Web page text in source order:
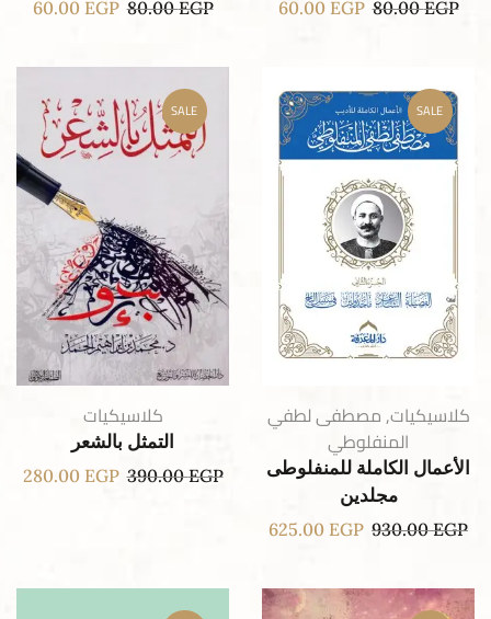
80.00EGP
60.00 EGP
80.00EGP
60.00 EGP
SALE
كلاسيكيات,مصطفى لطفي
المنفلوطي
الأعمال الكاملة للمنفلوطى
مجلدين
930.00EGP
625.00 EGP
SALE
كلاسيكيات
التمثل بالشعر
390.00EGP
280.00 EGP